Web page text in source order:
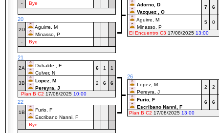
-
Bye
Adorno, D
Vazquez , O
7 6
Aguirre, M
Minasso, P
5
0
El Encuentro C3 17/08/2025 13:00
20
2D
Aguirre, M
Minasso, P
-
Bye
21
2A
Duhalde , F
Culver, N
6 1 1
3B
Lopez, M
Pereyra, J
2 6
6
Plan B C2 17/08/2025 10:00
26
Lopez, M
Pereyra, J
2 2
Furio, F
Escribano Nanni, F
6
6
Plan B C2 17/08/2025 13:00
22
1B
Furio, F
Escribano Nanni, F
-
Bye